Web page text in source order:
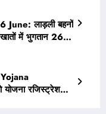
लाड़ली बहनों
में भुगतान 26
रजिस्ट्रेशन